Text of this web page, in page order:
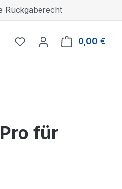
Rückgaberecht
0,00 €
für